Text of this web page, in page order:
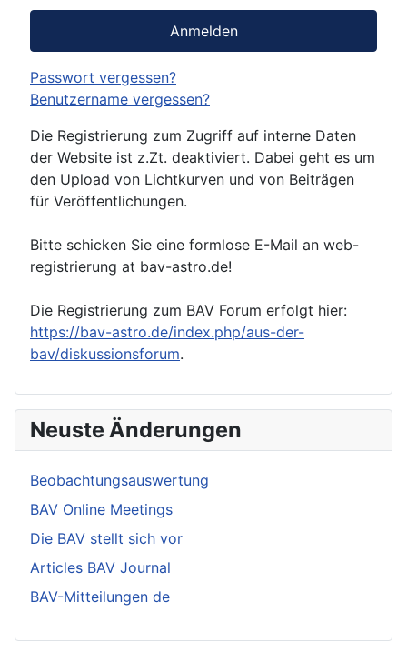
Anmelden
Passwort vergessen?
Benutzername vergessen?
Die Registrierung zum Zugriff auf interne Daten
der Website ist z.Zt. deaktiviert. Dabei geht es um
den Upload von Lichtkurven und von Beiträgen
für Veröffentlichungen.
Bitte schicken Sie eine formlose E-Mail an web-
registrierung at bav-astro.de!
Die Registrierung zum BAV Forum erfolgt hier:
https://bav-astro.de/index.php/aus-der-
bav/diskussionsforum.
Neuste Änderungen
Beobachtungsauswertung
BAV Online Meetings
Die BAV stellt sich vor
Articles BAV Journal
BAV-Mitteilungen de